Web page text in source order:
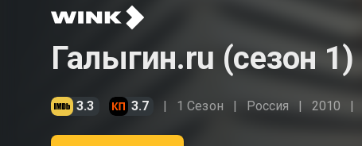
Галыгин.ru (сезон 1)
3.3 3.7 1 Сезон Россия 2010